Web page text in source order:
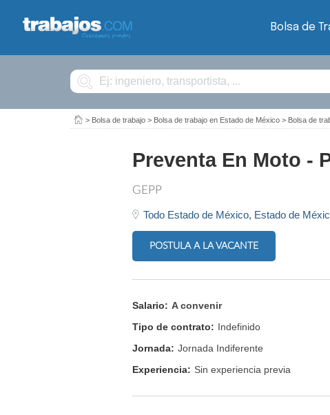
Bolsa de
Buscar
> Bolsa de trabajo > Bolsa de trabajo en Estado de México > Bolsa de
Preventa En Moto -
GEPP
Todo Estado de México, Estado de
POSTULA A LA VACANTE
Salario: A convenir
Tipo de contrato: Indefinido
Jornada: Jornada Indiferente
Experiencia: Sin experiencia previa